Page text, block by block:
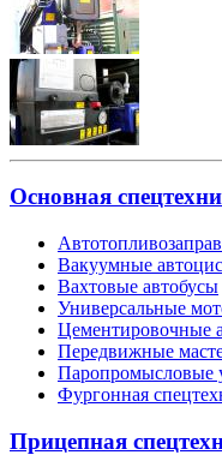
Основная
Вакуумные
Вахтовые автобусы
Универсальные
Цементировочные
Передвижные
Паропромысловые
Фургонная
Прицепная